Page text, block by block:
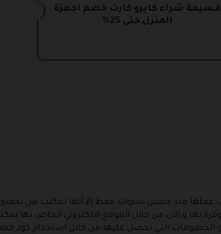
قسيمة شراء كايرو كارت خصم اجهزة
المنزل حتى 25%
عملها منذ خمس سنوات فقط إلا أنها تمكنت من
بها و الان من خلال الموقع الالكتروني الخاص بها
التي تحصل عليها من خلال استخدام كود خصم